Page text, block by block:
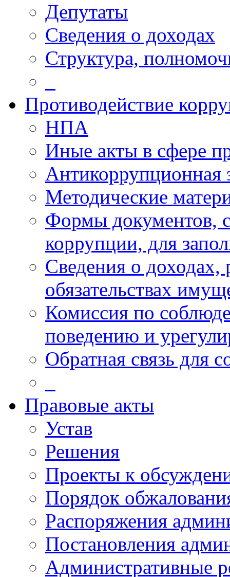
Депутаты
Сведения о доходах
Структура,
Противодействие
НПА
Иные акты в сфере
Антикоррупционная
Методические
Формы документов,
коррупции, для
Сведения о доходах,
обязательствах
Комиссия по
поведению и
Обратная связь для
Правовые акты
Устав
Решения
Проекты к
Порядок
Распоряжения
Постановления
Административные